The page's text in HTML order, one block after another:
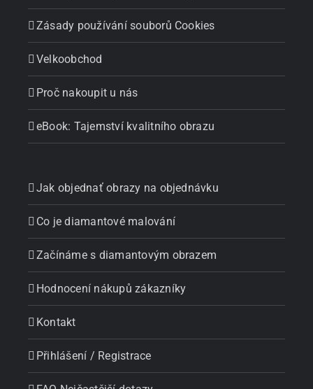
Zásady používání souborů Cookies
Velkoobchod
Proč nakoupit u nás
eBook: Tajemství kvalitního obrazu
Jak objednať obrazy na objednávku
Co je diamantové malování
Začínáme s diamantovým obrazem
Hodnocení nákupů zákazníky
Kontakt
Přihlášení / Registrace